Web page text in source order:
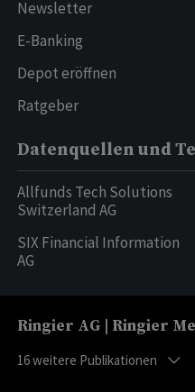
Newsletter
E-Banking
Depot eröffnen
Ratgeber
Datenquellen und
Allfunds Tech Solutions
Switzerland AG
SIX Financial Information
AG
Ringier AG | Ringier
16weitere Publikationen